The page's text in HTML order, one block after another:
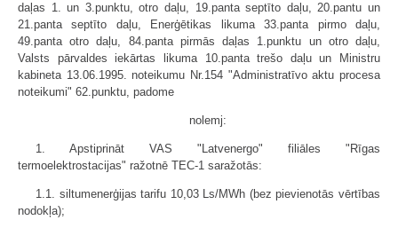
daļas 1. un 3.punktu, otro daļu, 19.panta septīto daļu, 20.pantu un
21.panta septīto daļu, Enerģētikas likuma 33.panta pirmo daļu,
49.panta otro daļu, 84.panta pirmās daļas 1.punktu un otro daļu,
Valsts pārvaldes iekārtas likuma 10.panta trešo daļu un Ministru
kabineta 13.06.1995. noteikumu Nr.154 "Administratīvo aktu procesa
noteikumi" 62.punktu, padome
nolemj:
1. Apstiprināt VAS "Latvenergo" filiāles "Rīgas
termoelektrostacijas" ražotnē TEC-1 saražotās:
1.1. siltumenerģijas tarifu 10,03 Ls/MWh (bez pievienotās vērtības
nodokļa);